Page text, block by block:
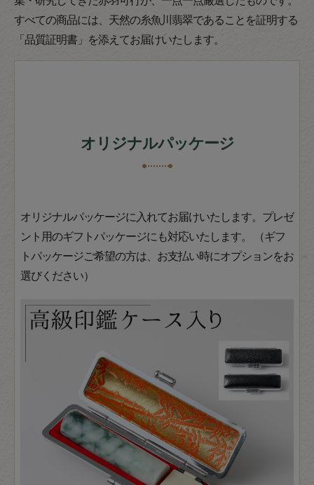
すべての商品には、天然の糸魚川翡翠であることを証明する
「品質証明書」を添えてお届けいたします。
オリジナルパッケージ
オリジナルパッケージに入れてお届けいたします。プレゼ
ント用のギフトパッケージにも対応いたします。 （ギフ
トパッケージご希望の方は、お支払い時にオプションをお
選びください）